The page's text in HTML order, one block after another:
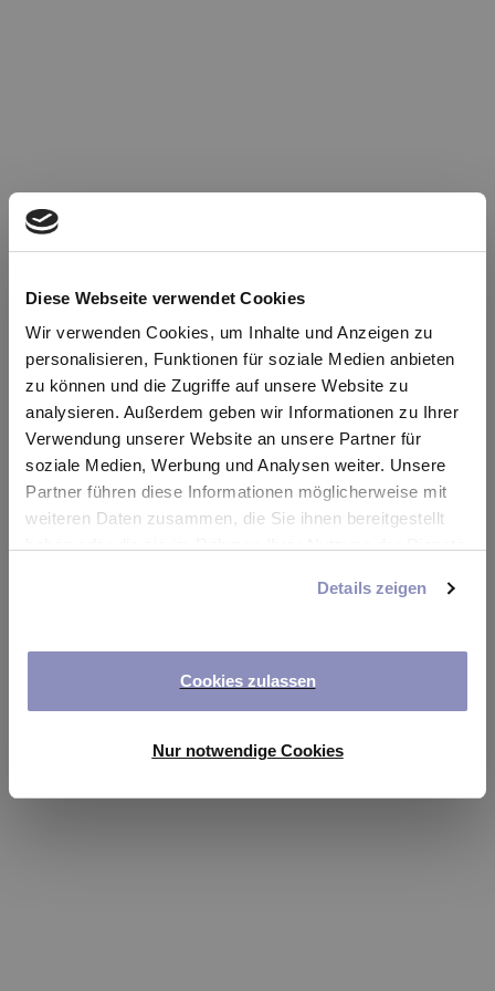
Diese Webseite verwendet Cookies
Wir verwenden Cookies, um Inhalte und Anzeigen zu
personalisieren, Funktionen für soziale Medien anbieten
zu können und die Zugriffe auf unsere Website zu
analysieren. Außerdem geben wir Informationen zu Ihrer
Verwendung unserer Website an unsere Partner für
soziale Medien, Werbung und Analysen weiter. Unsere
Partner führen diese Informationen möglicherweise mit
weiteren Daten zusammen, die Sie ihnen bereitgestellt
anpassen oder widerrufen. Weitere Details hierzu finden
Details zeigen
Cookies zulassen
Nur notwendige Cookies
Oops!
Something went wrong. Please try refreshing the
app
Refresh